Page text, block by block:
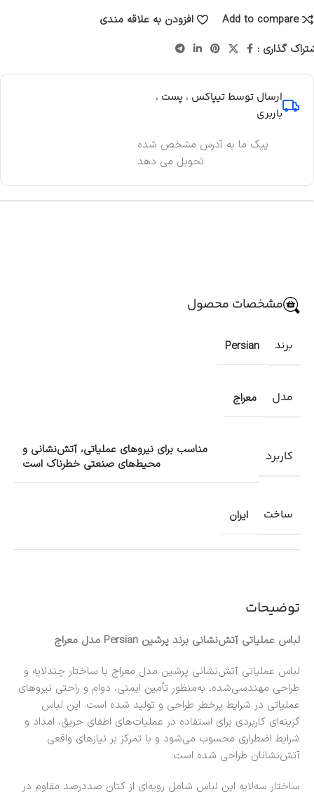
Add to compare
افزودن به علاقه مندی
گذاری :
ارسال توسط تیپاکس ، پست ،
باربری
پیک ما به آدرس مشخص شده
تحویل می دهد
توضیحات
لباس عملیاتی آتش‌نشانی برند پرشین Persian مدل معراج
لباس عملیاتی آتش‌نشانی پرشین مدل معراج با ساختار چندلایه و
طراحی مهندسی‌شده، به‌منظور تأمین ایمنی، دوام و راحتی نیروهای
عملیاتی در شرایط پرخطر طراحی و تولید شده است. این لباس
گزینه‌ای کاربردی برای استفاده در عملیات‌های اطفای حریق، امداد و
شرایط اضطراری محسوب می‌شود و با تمرکز بر نیازهای واقعی
آتش‌نشانان طراحی شده است.
ساختار سه‌لایه این لباس شامل رویه‌ای از کتان صددرصد مقاوم در
مشخصات محصول
برند Persian
مدل معراج
کاربرد
مناسب برای نیروهای عملیاتی، آتش‌نشانی و
محیط‌های صنعتی خطرناک است
ساخت ایران